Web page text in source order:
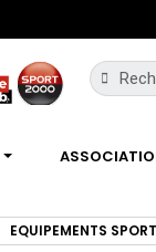
EQUIPEMENTS